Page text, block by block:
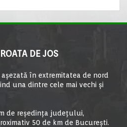
DE JOS
aşezată în extremitatea de nord
una dintre cele mai vechi şi
de reşedinţa judeţului,
50 de km de Bucureşti.